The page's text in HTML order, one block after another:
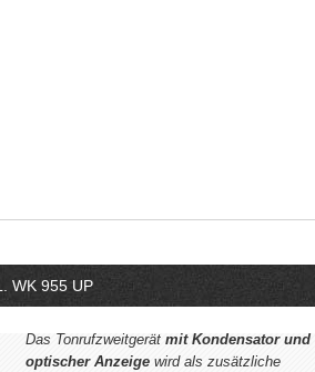
WK 955 UP
Das Tonrufzweitgerät mit Kondensator und
optischer Anzeige wird als zusätzliche